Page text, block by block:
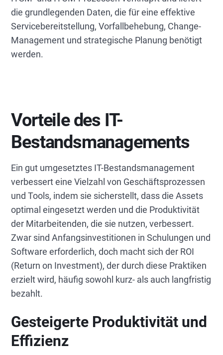
die grundlegenden Daten, die für eine effektive
Servicebereitstellung, Vorfallbehebung, Change-
Management und strategische Planung benötigt
werden.
Vorteile des IT-
Bestandsmanagements
Ein gut umgesetztes IT-Bestandsmanagement
verbessert eine Vielzahl von Geschäftsprozessen
und Tools, indem sie sicherstellt, dass die Assets
optimal eingesetzt werden und die Produktivität
der Mitarbeitenden, die sie nutzen, verbessert.
Zwar sind Anfangsinvestitionen in Schulungen und
Software erforderlich, doch macht sich der ROI
(Return on Investment), der durch diese Praktiken
erzielt wird, häufig sowohl kurz- als auch langfristig
bezahlt.
Gesteigerte Produktivität und
Effizienz